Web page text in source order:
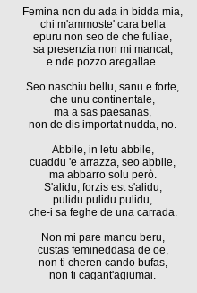
Femina non du ada in bidda mia,
chi m'ammoste' cara bella
epuru non seo de che fuliae,
sa presenzia non mi mancat,
e nde pozzo aregallae.
Seo naschiu bellu, sanu e forte,
che unu continentale,
ma a sas paesanas,
non de dis importat nudda, no.
Abbile, in letu abbile,
cuaddu 'e arrazza, seo abbile,
ma abbarro solu però.
S'alidu, forzis est s'alidu,
pulidu pulidu pulidu,
che-i sa feghe de una carrada.
Non mi pare mancu beru,
custas femineddasa de oe,
non ti cheren cando bufas,
non ti cagant'agiumai.